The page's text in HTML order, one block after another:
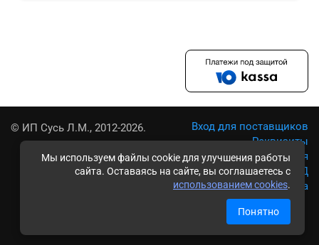
Мы используем файлы cookie для улучшения работы
сайта. Оставаясь на сайте, вы соглашаетесь с
использованием cookies.
Понятно
© ИП Сусь Л.М., 2012-2026.
Вход для поставщиков
Реквизиты
Условия использования
Политика обработки ПД
Карта сайта